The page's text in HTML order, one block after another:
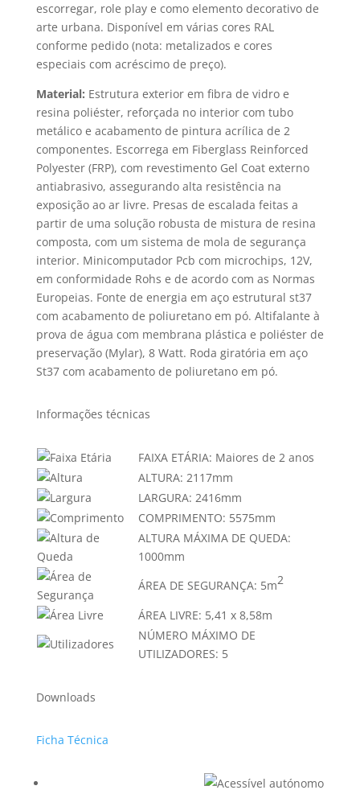
escorregar, role play e como elemento decorativo de
arte urbana. Disponível em várias cores RAL
conforme pedido (nota: metalizados e cores
especiais com acréscimo de preço).
Material: Estrutura exterior em fibra de vidro e
resina poliéster, reforçada no interior com tubo
metálico e acabamento de pintura acrílica de 2
componentes. Escorrega em Fiberglass Reinforced
Polyester (FRP), com revestimento Gel Coat externo
antiabrasivo, assegurando alta resistência na
exposição ao ar livre. Presas de escalada feitas a
partir de uma solução robusta de mistura de resina
composta, com um sistema de mola de segurança
interior. Minicomputador Pcb com microchips, 12V,
em conformidade Rohs e de acordo com as Normas
Europeias. Fonte de energia em aço estrutural st37
com acabamento de poliuretano em pó. Altifalante à
prova de água com membrana plástica e poliéster de
preservação (Mylar), 8 Watt. Roda giratória em aço
St37 com acabamento de poliuretano em pó.
Informações técnicas
FAIXA ETÁRIA: Maiores de 2 anos
ALTURA: 2117mm
LARGURA: 2416mm
COMPRIMENTO: 5575mm
ALTURA MÁXIMA DE QUEDA:
1000mm
ÁREA DE SEGURANÇA: 5m2
ÁREA LIVRE: 5,41 x 8,58m
NÚMERO MÁXIMO DE
UTILIZADORES: 5
Downloads
Ficha Técnica